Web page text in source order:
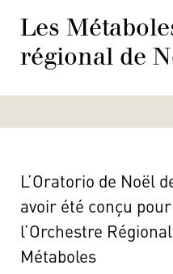
Les
régional de
L’Oratorio de Noël
avoir été conçu
l’Orchestre
Métaboles